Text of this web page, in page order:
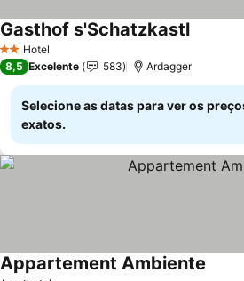
2 Estrelas
Hotel
Gasthof s'Schatzkastl
8,5 Excelente 583 Ardagger
Selecione as datas para ver os
exatos.
Appartement Ambiente